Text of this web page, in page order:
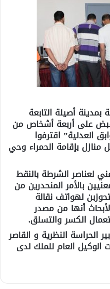
أصيلة التابعة
على أربعة أشخاص من
العدلية” اقترفوا
بإقامة الحمراء وحي
لعناصر الشرطة بالنقط
بالأمر المنحدرين من
لهواتف نقالة
أنها من مصدر
الكسر والتسلق.
الحراسة النظرية و القاصر
الوكيل العام للملك لدى